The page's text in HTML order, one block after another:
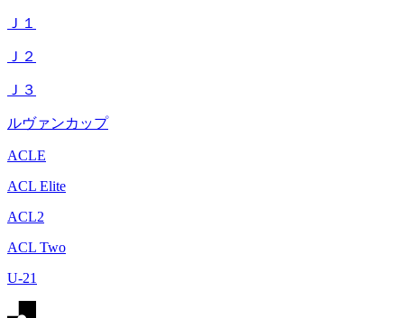
Ｊ１
Ｊ２
Ｊ３
ルヴァンカップ
ACLE
ACL Elite
ACL2
ACL Two
U-21